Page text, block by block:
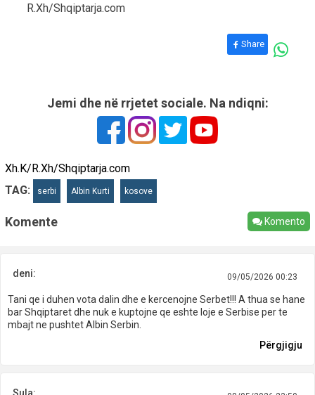
R.Xh/Shqiptarja.com
Share
Jemi dhe në rrjetet sociale. Na ndiqni:
Xh.K/R.Xh/Shqiptarja.com
TAG:
serbi Albin Kurti kosove
Komente Komento
deni: 09/05/2026 00:23
Tani qe i duhen vota dalin dhe e kercenojne Serbet!!! A thua se hane
bar Shqiptaret dhe nuk e kuptojne qe eshte loje e Serbise per te
mbajt ne pushtet Albin Serbin.
Përgjigju
Sula: